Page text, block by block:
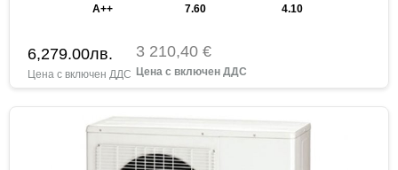
A++ 7.60 4.10
6,279.00лв. 3 210,40 €